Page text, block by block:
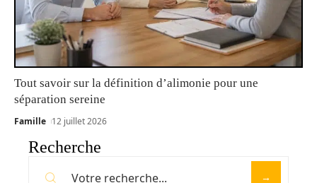
Tout savoir sur la définition d’alimonie pour une
séparation sereine
Famille 12 juillet 2026
Recherche